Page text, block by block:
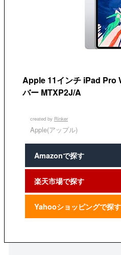
Apple 11インチ iPad Pro
バー MTXP2J/A
created by Rinker
Apple(アップル)
Amazonで探す
楽天市場で探す
Yahooショッピングで探す